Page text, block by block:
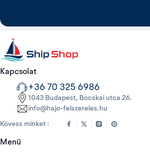
Kapcsolat
+36 70 325 6986
1043 Budapest, Bocskai utca 26.
info@hajo-felszereles.hu
Kövess minket :
Menü